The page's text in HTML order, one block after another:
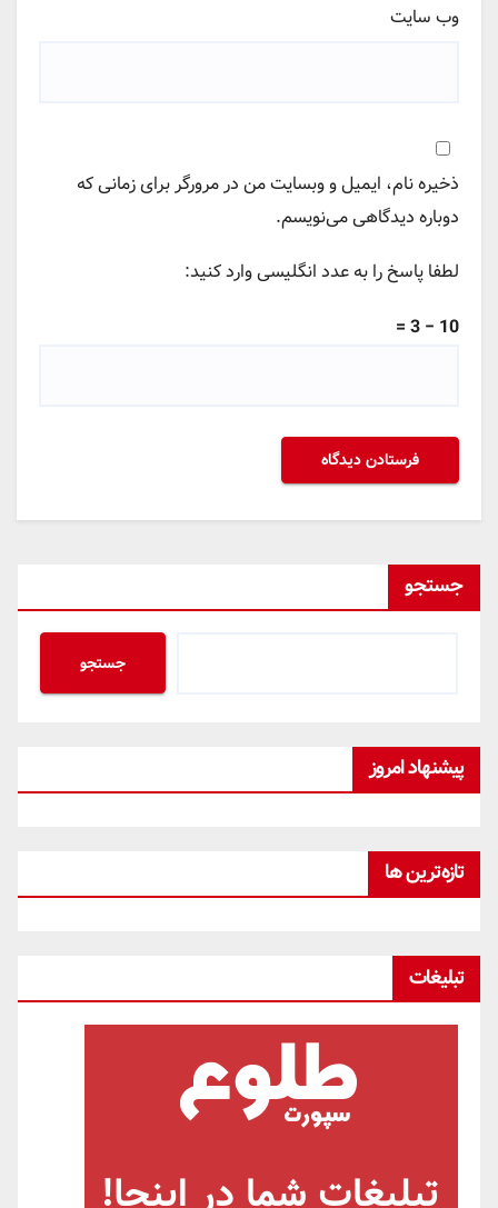
وب‌ سایت
ذخیره نام، ایمیل و وبسایت من در مرورگر برای زمانی که
دوباره دیدگاهی می‌نویسم.
لطفا پاسخ را به عدد انگلیسی وارد کنید:
10 − 3 =
جستجو
جستجو
پیشنهاد امروز
تازه‌ترین ها
تبلیغات